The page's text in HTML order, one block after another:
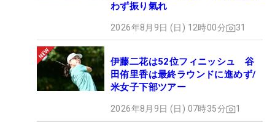
わず振り氣れ
2026年8月9日 (日) 12時00分 31
伊藤二花は52位フィニッシュ 谷
田侑里香は最終ラウンドに進めず/
米女子下部ツアー
2026年8月9日 (日) 07時35分 1